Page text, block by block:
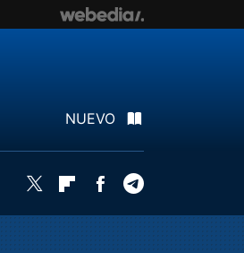
NUEVO
Twitter FlipboardFacebook